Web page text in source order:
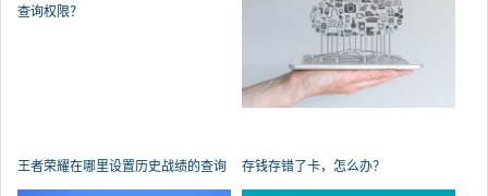
王者荣耀在哪里设置历史战绩的查询
存钱存错了卡，怎么办？